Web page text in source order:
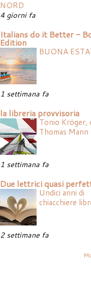
NORD
4 giorni fa
Italians do it Better -
Edition
BUONA
1 settimana fa
la libreria provvisoria
Tonio Kröger,
Thomas Mann
1 settimana fa
Due lettrici quasi
Undici anni di
chiacchiere
2 settimane fa